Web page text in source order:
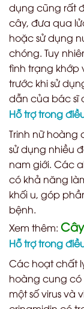
dụng cũng rất
cây, đưa qua
hoặc sử dụng
chóng. Tuy
tình trạng khớp
trước khi sử
dẫn của bác sĩ
Hỗ trợ trong
Trinh nữ
sử dụng nhiều
nam giới. Các
có khả năng
khối u, góp
bệnh.
Xem thêm:
Hỗ trợ trong
Các hoạt chất
hoàng cung có
một số virus và